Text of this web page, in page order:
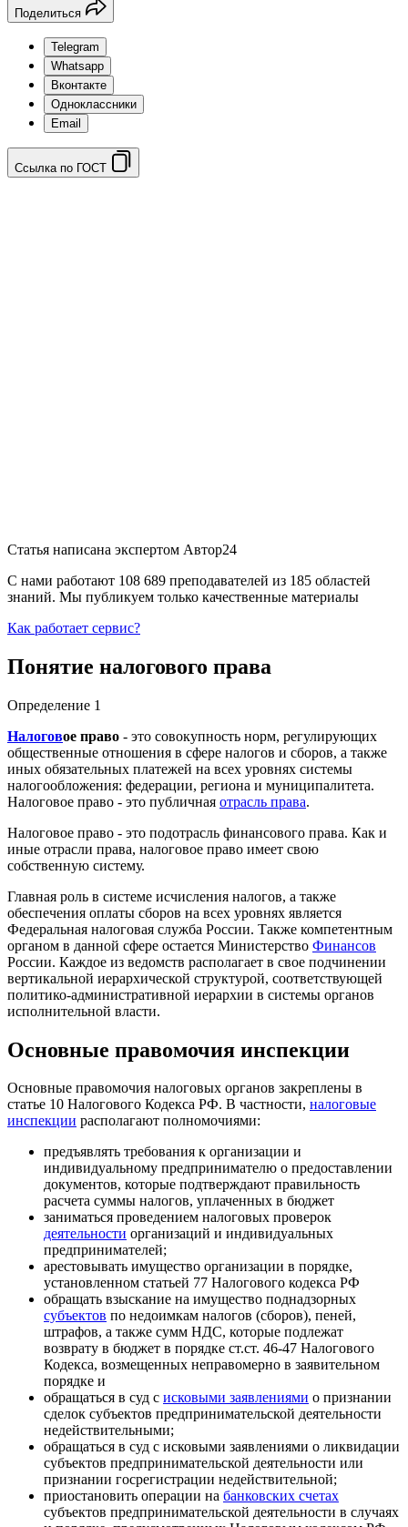
Поделиться
Telegram
Whatsapp
Вконтакте
Одноклассники
Email
Ссылка по ГОСТ
Статья написана экспертом Автор24
С нами работают 108 689 преподавателей из 185 областей
знаний. Мы публикуем только качественные материалы
Как работает сервис?
Понятие налогового права
Определение 1
Налоговое право - это совокупность норм, регулирующих
общественные отношения в сфере налогов и сборов, а также
иных обязательных платежей на всех уровнях системы
налогообложения: федерации, региона и муниципалитета.
Налоговое право - это публичная отрасль права.
Налоговое право - это подотрасль финансового права. Как и
иные отрасли права, налоговое право имеет свою
собственную систему.
Главная роль в системе исчисления налогов, а также
обеспечения оплаты сборов на всех уровнях является
Федеральная налоговая служба России. Также компетентным
органом в данной сфере остается Министерство Финансов
России. Каждое из ведомств располагает в свое подчинении
вертикальной иерархической структурой, соответствующей
политико-административной иерархии в системы органов
исполнительной власти.
Основные правомочия инспекции
Основные правомочия налоговых органов закреплены в
статье 10 Налогового Кодекса РФ. В частности, налоговые
инспекции располагают полномочиями:
предъявлять требования к организации и
индивидуальному предпринимателю о предоставлении
документов, которые подтверждают правильность
расчета суммы налогов, уплаченных в бюджет
заниматься проведением налоговых проверок
деятельности организаций и индивидуальных
предпринимателей;
арестовывать имущество организации в порядке,
установленном статьей 77 Налогового кодекса РФ
обращать взыскание на имущество поднадзорных
субъектов по недоимкам налогов (сборов), пеней,
штрафов, а также сумм НДС, которые подлежат
возврату в бюджет в порядке ст.ст. 46-47 Налогового
Кодекса, возмещенных неправомерно в заявительном
порядке и
обращаться в суд с исковыми заявлениями о признании
сделок субъектов предпринимательской деятельности
недействительными;
обращаться в суд с исковыми заявлениями о ликвидации
субъектов предпринимательской деятельности или
признании госрегистрации недействительной;
приостановить операции на банковских счетах
субъектов предпринимательской деятельности в случаях